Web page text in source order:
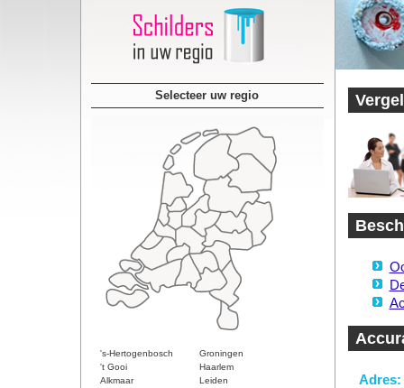
Selecteer uw regio
's-Hertogenbosch
Groningen
't Gooi
Haarlem
Alkmaar
Leiden
Adres: